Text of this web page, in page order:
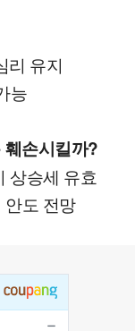
리 유지
능
훼손시킬까?
상승세 유효
도 전망